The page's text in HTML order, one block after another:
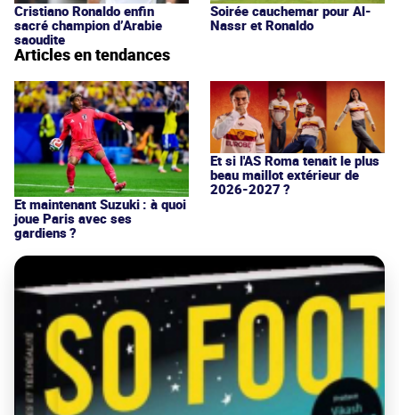
Cristiano Ronaldo enfin
sacré champion d’Arabie
saoudite
Soirée cauchemar pour Al-
Nassr et Ronaldo
Articles en tendances
Et maintenant Suzuki : à quoi
joue Paris avec ses
gardiens ?
Et si l'AS Roma tenait le plus
beau maillot extérieur de
2026-2027 ?